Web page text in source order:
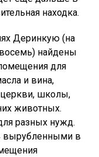
находка.
Деринкую (на
найдены
для
и вина,
церкви, школы,
животных.
разных нужд.
вырубленными в